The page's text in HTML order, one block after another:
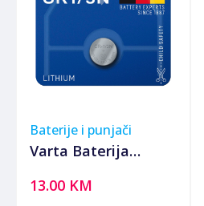
Baterije i punjači
Varta Baterija
blister pak. 1 kom -
13.00 KM